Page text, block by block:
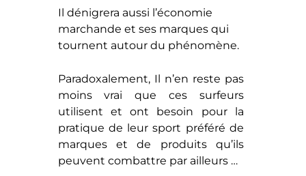
Il dénigrera aussi l’économie
marchande et ses marques qui
tournent autour du phénomène.
Paradoxalement, Il n’en reste pas
moins vrai que ces surfeurs
utilisent et ont besoin pour la
pratique de leur sport préféré de
marques et de produits qu’ils
peuvent combattre par ailleurs …